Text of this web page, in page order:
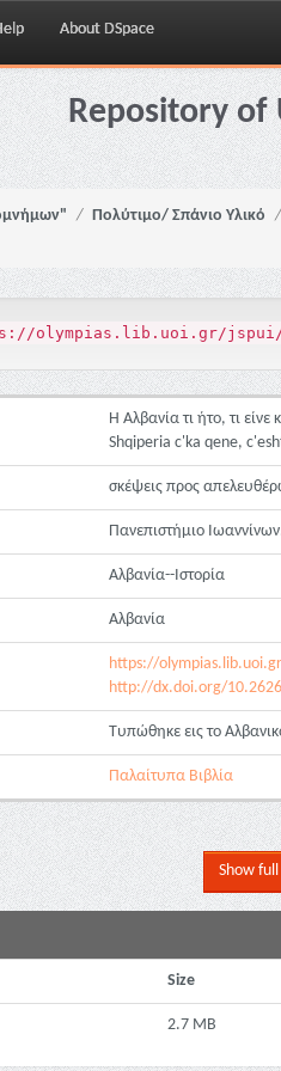
About DSpace
Repository of
Πολύτιμο/ Σπάνιο Υλικό
olympias.lib.uoi.gr/jspui/
Η Αλβανία τι ήτο, τι είνε
Shqiperia c'ka qene,
σκέψεις προς
Πανεπιστήμιο
Αλβανία--Ιστορία
Αλβανία
https://
http://dx.doi.org/
Τυπώθηκε εις το
Παλαίτυπα Βιβλία
Show
Size
2.7 MB